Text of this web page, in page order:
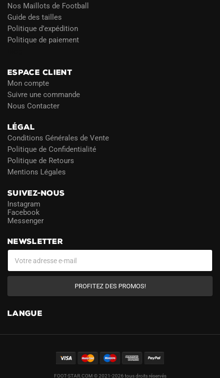
Nos Maillots de Football
Guide des tailles
Politique d’expédition
Politique de paiement
ESPACE CLIENT
Mon compte
Suivre une commande
Nous Contacter
LÉGAL
Conditions Générales de Vente
Politique de Confidentialité
Politique de Retours
Mentions Légales
SUIVEZ-NOUS
Instagram
Facebook
Messenger
NEWSLETTER
PROFITEZ DES PROMOS!
LANGUE
FOOT-STAR.COM © 2021-2026 tous droits réservés